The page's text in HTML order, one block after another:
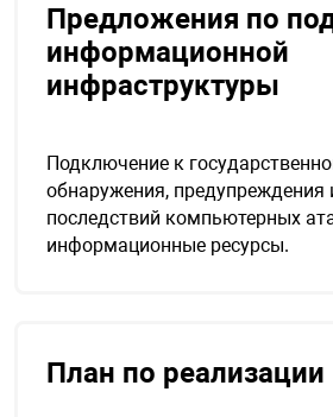
Предложения по
информационной
инфраструктуры
Подключение к
обнаружения, предупреждения
последствий компьютерных
информационные ресурсы.
План по реализации